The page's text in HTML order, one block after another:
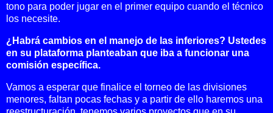
tono para poder jugar en el primer equipo cuando el técnico
los necesite.
¿Habrá cambios en el manejo de las inferiores? Ustedes
en su plataforma planteaban que iba a funcionar una
comisión específica.
Vamos a esperar que finalice el torneo de las divisiones
menores, faltan pocas fechas y a partir de ello haremos una